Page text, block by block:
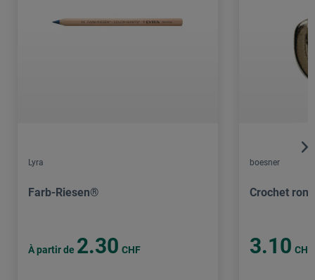
Lyra
Farb-Riesen®
À partir de 2.30 CHF
boesner
Crochet rond
3.10 CHF